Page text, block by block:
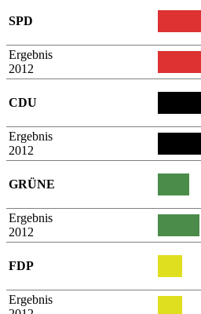
SPD
Ergebnis
2012
CDU
Ergebnis
2012
GRÜNE
Ergebnis
2012
FDP
Ergebnis